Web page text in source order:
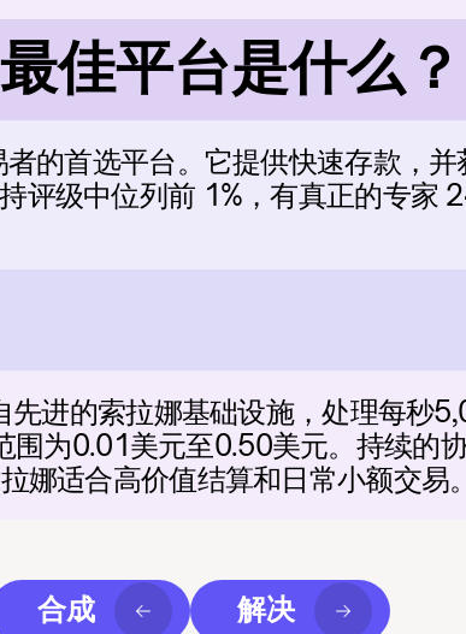
佳平台是什么？
的首选平台。它提供快速存款，
评级中位列前 1%，有真正的专家
进的索拉娜基础设施，处理每秒
围为0.01美元至0.50美元。持续的
娜适合高价值结算和日常小额交易。
合成 解决